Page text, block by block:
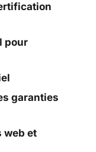
pour
garanties
web et